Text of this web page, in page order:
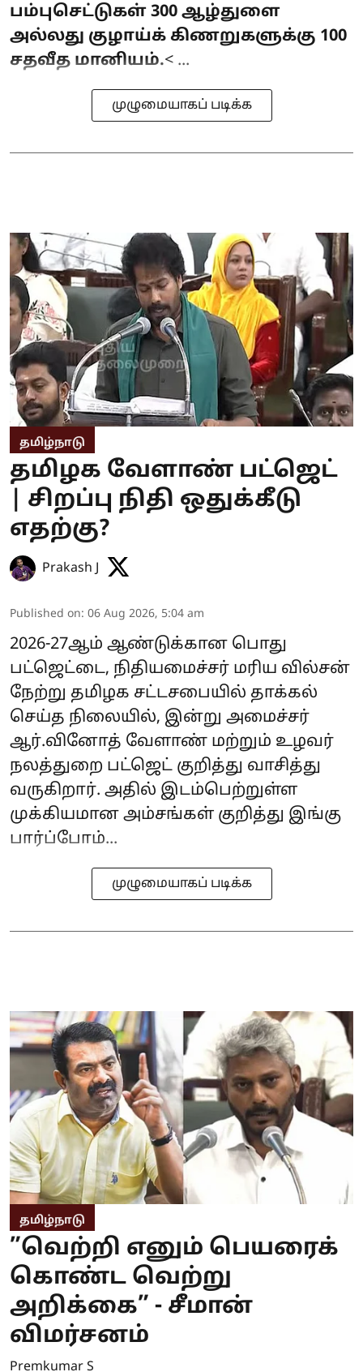
பம்புசெட்டுகள் 300 ஆழ்துளை
அல்லது குழாய்க் கிணறுகளுக்கு 100
சதவீத மானியம்.< ...
முழுமையாகப் படிக்க
தமிழ்நாடு
தமிழக வேளாண் பட்ஜெட்
| சிறப்பு நிதி ஒதுக்கீடு
எதற்கு?
Prakash J
Published on: 06 Aug 2026, 5:04 am
2026-27ஆம் ஆண்டுக்கான பொது
பட்ஜெட்டை, நிதியமைச்சர் மரிய வில்சன்
நேற்று தமிழக சட்டசபையில் தாக்கல்
செய்த நிலையில், இன்று அமைச்சர்
ஆர்.வினோத் வேளாண் மற்றும் உழவர்
நலத்துறை பட்ஜெட் குறித்து வாசித்து
வருகிறார். அதில் இடம்பெற்றுள்ள
முக்கியமான அம்சங்கள் குறித்து இங்கு
பார்ப்போம்...
முழுமையாகப் படிக்க
தமிழ்நாடு
”வெற்றி எனும் பெயரைக்
கொண்ட வெற்று
அறிக்கை” - சீமான்
விமர்சனம்
Premkumar S